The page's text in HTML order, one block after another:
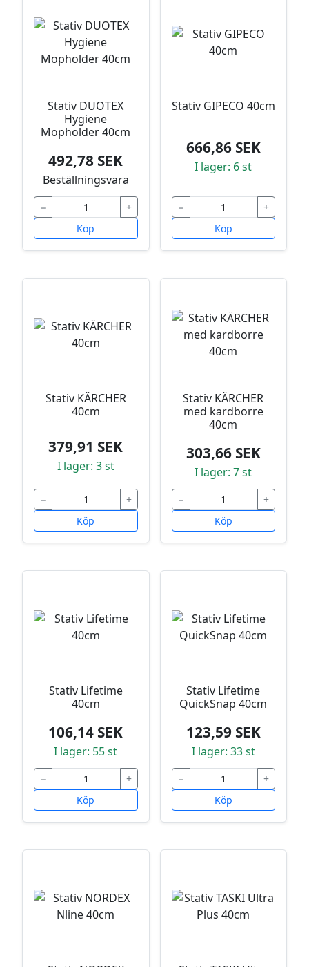
Stativ DUOTEX
Hygiene
Mopholder 40cm
492,78 SEK
Beställningsvara
−
+
Köp
Stativ GIPECO 40cm
666,86 SEK
I lager: 6 st
−
+
Köp
Stativ KÄRCHER
40cm
379,91 SEK
I lager: 3 st
−
+
Köp
Stativ KÄRCHER
med kardborre
40cm
303,66 SEK
I lager: 7 st
−
+
Köp
Stativ Lifetime
40cm
106,14 SEK
I lager: 55 st
−
+
Köp
Stativ Lifetime
QuickSnap 40cm
123,59 SEK
I lager: 33 st
−
+
Köp